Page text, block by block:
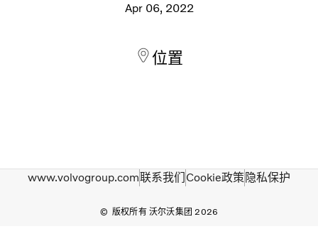
Apr 06, 2022
位置
版权所有 沃尔沃集团 2026
www.volvogroup.com联系我们 Cookie政策 隐私保护